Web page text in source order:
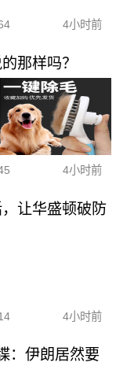
4小时前
那样吗？
4小时前
让华盛顿破防
4小时前
：伊朗居然要